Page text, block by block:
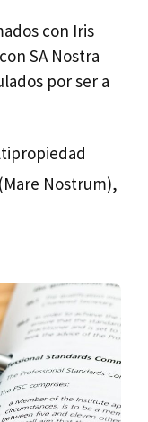
con Iris
SA Nostra
por ser a
Nostrum),